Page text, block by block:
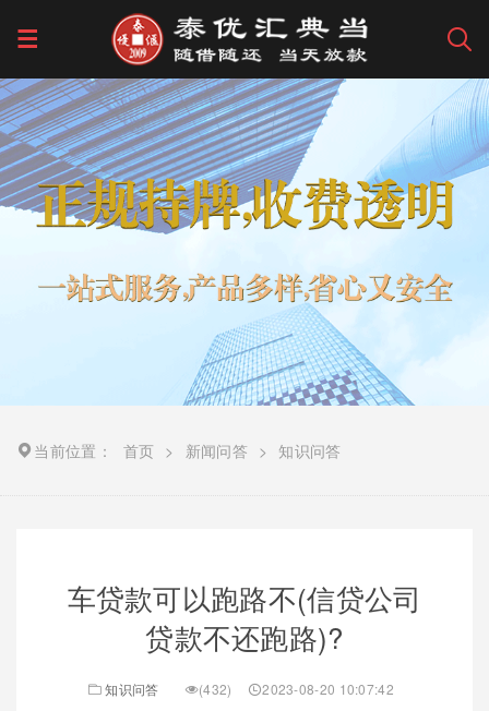
当前位置： 首页 > 新闻问答 > 知识问答
车贷款可以跑路不(信贷公司
贷款不还跑路)?
知识问答 (432) 2023-08-20 10:07:42